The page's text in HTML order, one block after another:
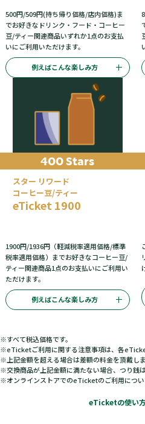
500円/509円(持ち帰り価格/店内価格)ま
でお好きなドリンク・フード・コーヒー
豆/ティー関連商品いずれか1点のお支払
いにご利用いただけます。
例えばこんな楽しみ方
400 Stars
スター リワード
コーヒー豆/ティー
eTicket 1900
1900円/1936円（軽減税率適用価格/標準
税率適用価格）までお好きなコーヒー豆/
ティー関連商品1点のお支払いにご利用い
ただけます。
例えばこんな楽しみ方
※すべて税込価格です。
※eTicketご利用に関する注意事項は、各
※ 上記金額を超える場合は差額の料金を頂戴しま
※交換商品が上記金額に満たない場合、つり銭は
※オンラインストアでのeTicketのご利用につ
eTicketの使い